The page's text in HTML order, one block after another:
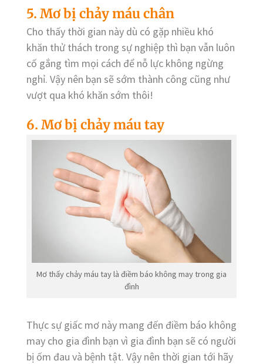
5. Mơ bị chảy máu chân
Cho thấy thời gian này dù có gặp nhiều khó
khăn thử thách trong sự nghiệp thì bạn vẫn luôn
cố gắng tìm mọi cách để nỗ lực không ngừng
nghỉ. Vậy nên bạn sẽ sớm thành công cũng như
vượt qua khó khăn sớm thôi!
6. Mơ bị chảy máu tay
Mơ thấy chảy máu tay là điềm báo không may trong gia
đình
Thực sự giấc mơ này mang đến điềm báo không
may cho gia đình bạn vì gia đình bạn sẽ có người
bị ốm đau và bệnh tật. Vậy nên thời gian tới hãy